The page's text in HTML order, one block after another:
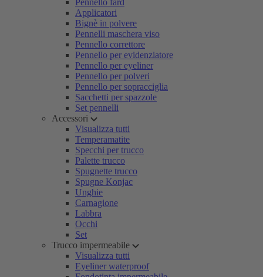
Pennello fard
Applicatori
Bignè in polvere
Pennelli maschera viso
Pennello correttore
Pennello per evidenziatore
Pennello per eyeliner
Pennello per polveri
Pennello per sopracciglia
Sacchetti per spazzole
Set pennelli
Accessori
Visualizza tutti
Temperamatite
Specchi per trucco
Palette trucco
Spugnette trucco
Spugne Konjac
Unghie
Carnagione
Labbra
Occhi
Set
Trucco impermeabile
Visualizza tutti
Eyeliner waterproof